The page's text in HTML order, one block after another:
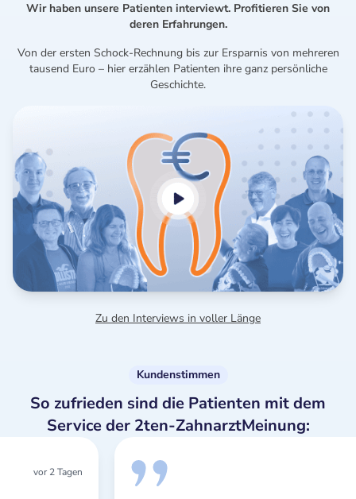
Wir haben unsere Patienten interviewt. Profitieren Sie von
deren Erfahrungen.
Von der ersten Schock-Rechnung bis zur Ersparnis von mehreren
tausend Euro – hier erzählen Patienten ihre ganz persönliche
Geschichte.
Zu den Interviews in voller Länge
Kundenstimmen
So zufrieden sind die Patienten mit dem
Service der 2ten-ZahnarztMeinung: